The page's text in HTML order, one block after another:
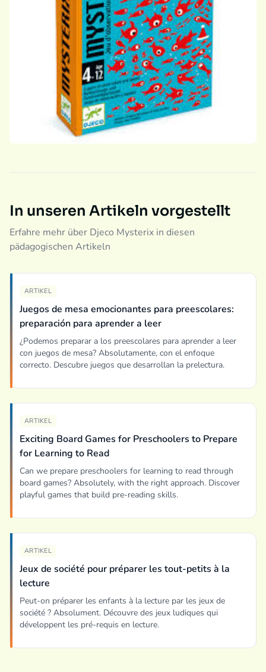
In unseren Artikeln vorgestellt
Erfahre mehr über Djeco Mysterix in diesen
pädagogischen Artikeln
ARTIKEL
Juegos de mesa emocionantes para preescolares:
preparación para aprender a leer
¿Podemos preparar a los preescolares para aprender a leer
con juegos de mesa? Absolutamente, con el enfoque
correcto. Descubre juegos que desarrollan la prelectura.
ARTIKEL
Exciting Board Games for Preschoolers to Prepare
for Learning to Read
Can we prepare preschoolers for learning to read through
board games? Absolutely, with the right approach. Discover
playful games that build pre-reading skills.
ARTIKEL
Jeux de société pour préparer les tout-petits à la
lecture
Peut-on préparer les enfants à la lecture par les jeux de
société ? Absolument. Découvre des jeux ludiques qui
développent les pré-requis en lecture.